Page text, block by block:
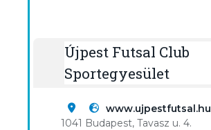
Újpest Futsal Club
Sportegyesület
www.ujpestfutsal.hu
1041 Budapest, Tavasz u. 4.